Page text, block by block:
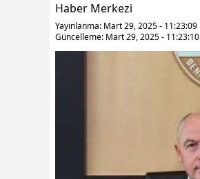
Haber Merkezi
Yayınlanma: Mart 29, 2025 - 11:23:09
Güncelleme: Mart 29, 2025 - 11:23:10